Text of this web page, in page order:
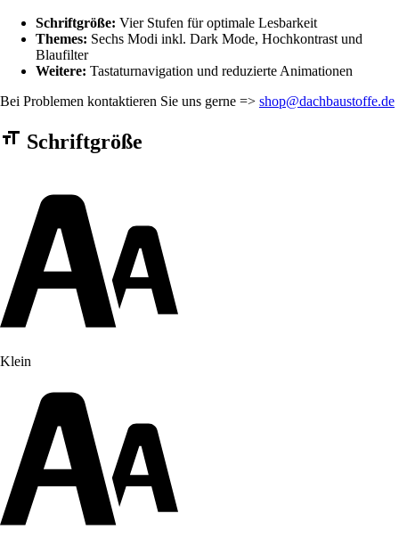
Schriftgröße: Vier Stufen für optimale Lesbarkeit
Themes: Sechs Modi inkl. Dark Mode, Hochkontrast und
Blaufilter
Weitere: Tastaturnavigation und reduzierte Animationen
Bei Problemen kontaktieren Sie uns gerne => shop@dachbaustoffe.de
Barrierefreiheit Einstellungen Formular
Schriftgröße
Klein